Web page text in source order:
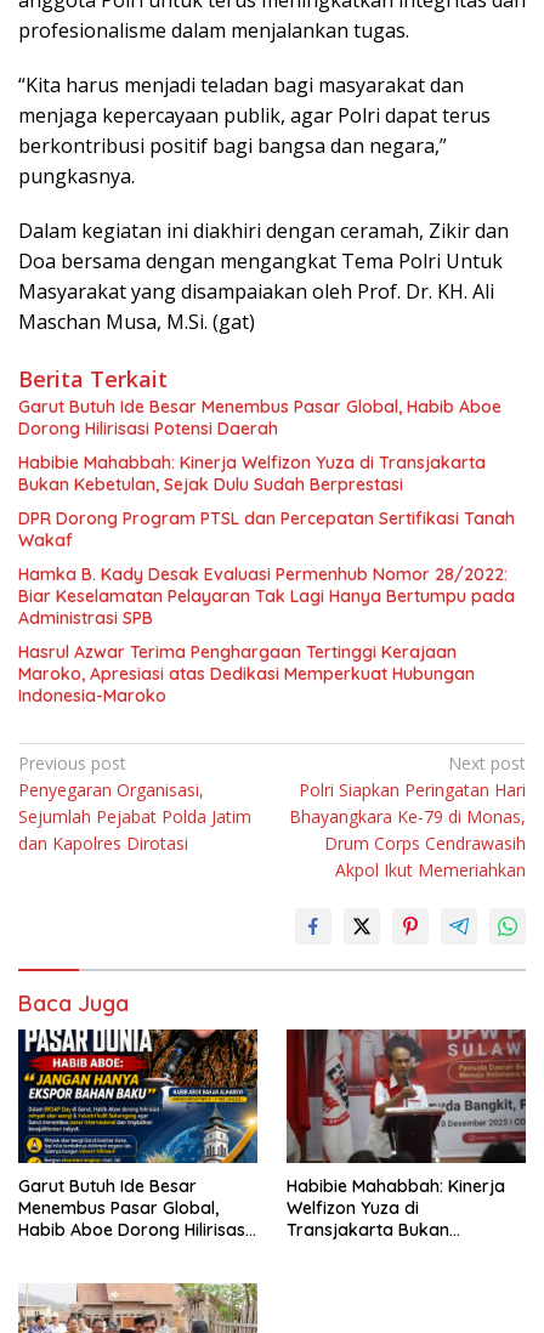
profesionalisme dalam menjalankan tugas.
“Kita harus menjadi teladan bagi masyarakat dan
menjaga kepercayaan publik, agar Polri dapat terus
berkontribusi positif bagi bangsa dan negara,”
pungkasnya.
Dalam kegiatan ini diakhiri dengan ceramah, Zikir dan
Doa bersama dengan mengangkat Tema Polri Untuk
Masyarakat yang disampaiakan oleh Prof. Dr. KH. Ali
Maschan Musa, M.Si. (gat)
Berita Terkait
Garut Butuh Ide Besar Menembus Pasar Global, Habib Aboe
Dorong Hilirisasi Potensi Daerah
Habibie Mahabbah: Kinerja Welfizon Yuza di Transjakarta
Bukan Kebetulan, Sejak Dulu Sudah Berprestasi
DPR Dorong Program PTSL dan Percepatan Sertifikasi Tanah
Wakaf
Hamka B. Kady Desak Evaluasi Permenhub Nomor 28/2022:
Biar Keselamatan Pelayaran Tak Lagi Hanya Bertumpu pada
Administrasi SPB
Hasrul Azwar Terima Penghargaan Tertinggi Kerajaan
Maroko, Apresiasi atas Dedikasi Memperkuat Hubungan
Indonesia-Maroko
Navigasi
pos
Previous post
Penyegaran Organisasi,
Sejumlah Pejabat Polda Jatim
dan Kapolres Dirotasi
Next post
Polri Siapkan Peringatan Hari
Bhayangkara Ke-79 di Monas,
Drum Corps Cendrawasih
Akpol Ikut Memeriahkan
Baca Juga
Garut Butuh Ide Besar
Menembus Pasar Global,
Habib Aboe Dorong Hilirisasi
Habibie Mahabbah: Kinerja
Welfizon Yuza di
Transjakarta Bukan